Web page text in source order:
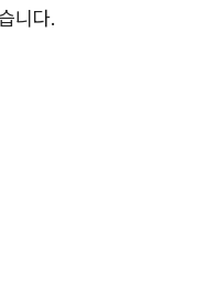
니다.